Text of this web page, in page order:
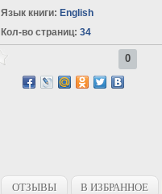
Язык книги: English
Кол-во страниц: 34
0
ОТЗЫВЫ В ИЗБРАННОЕ